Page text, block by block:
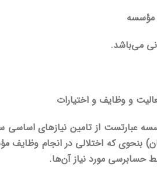
مؤسسه
می‌باشد.
و وظایف و اختیارات
عبارتست از تامین نیازهای اساسی
بنحوی که اختلالی در انجام
حسابرسی مورد نیاز آن‌ها.